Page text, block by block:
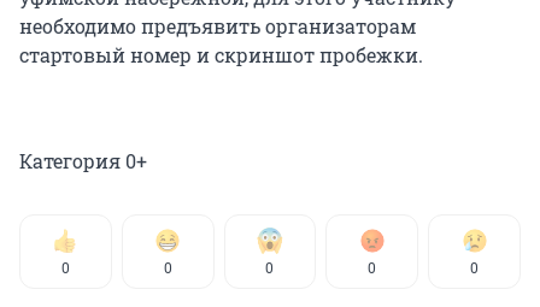
необходимо предъявить организаторам
стартовый номер и скриншот пробежки.
Категория 0+
0 0 0 0 0